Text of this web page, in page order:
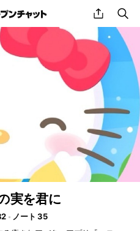
share
実を君に
ノート 35